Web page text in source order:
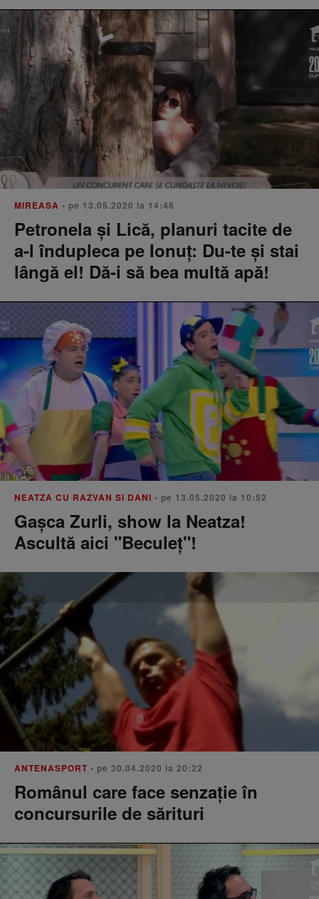
MIREASA • pe 13.05.2020 la 14:48
Petronela și Lică, planuri tacite de
a-l îndupleca pe Ionuț: Du-te și stai
lângă el! Dă-i să bea multă apă!
NEATZA CU RAZVAN SI DANI • pe 13.05.2020 la 10:52
Gașca Zurli, show la Neatza!
Ascultă aici "Beculeț"!
ANTENASPORT • pe 30.04.2020 la 20:22
Românul care face senzație în
concursurile de sărituri